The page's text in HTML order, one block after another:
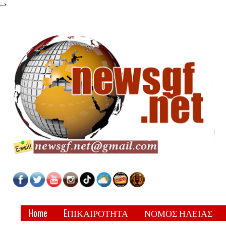
-->
Home EΠΙΚΑΙΡΟΤΗΤΑ ΝΟΜΟΣ ΗΛΕΙΑΣ